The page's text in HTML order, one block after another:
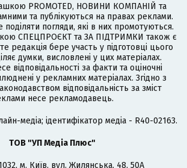
PROMOTED, НОВИНИ КОМПАНІЙ та
та публікуються на правах реклами.
погляди, які в них промотуються.
СПЕЦПРОЄКТ та ЗА ПІДТРИМКИ також є
редакція бере участь у підготовці цього
думки, висловлені у цих матеріалах.
відповідальності за факти та оціночні
у рекламних матеріалах. Згідно з
відповідальність за зміст
несе рекламодавець.
медіа; ідентифікатор медіа - R40-02163.
ТОВ "УП Медіа Плюс"
м. Київ, вул. Жилянська, 48, 50А